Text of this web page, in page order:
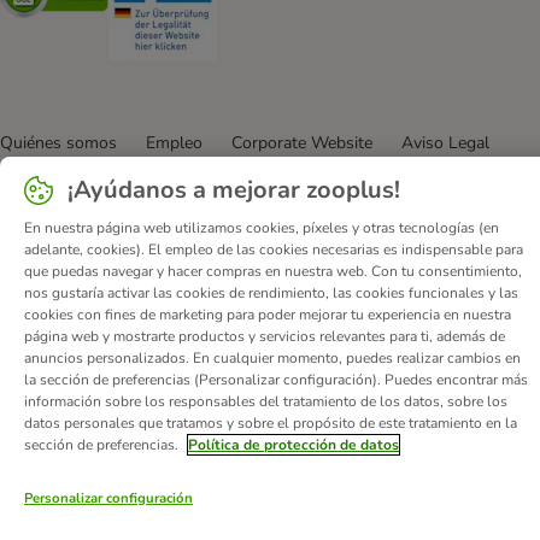
Quiénes somos Empleo Corporate Website
Aviso Legal
Condiciones comerciales generales
Formulario de desistimiento
Contacto
Gastos de envío y plazo de entrega
Formas de pago
Programa de afiliación
Protección de datos
Declaración de accesibilidad
© zooplus SE2026
¡Ayúdanos a mejorar zooplus!
En nuestra página web utilizamos cookies, píxeles y otras tecnologías (en
adelante, cookies). El empleo de las cookies necesarias es indispensable para
que puedas navegar y hacer compras en nuestra web. Con tu consentimiento,
nos gustaría activar las cookies de rendimiento, las cookies funcionales y las
cookies con fines de marketing para poder mejorar tu experiencia en nuestra
página web y mostrarte productos y servicios relevantes para ti, además de
anuncios personalizados. En cualquier momento, puedes realizar cambios en
la sección de preferencias (Personalizar configuración). Puedes encontrar más
información sobre los responsables del tratamiento de los datos, sobre los
datos personales que tratamos y sobre el propósito de este tratamiento en la
sección de preferencias.
Política de protección de datos
Personalizar configuración